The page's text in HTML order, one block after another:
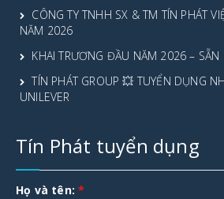
CÔNG TY TNHH SX & TM TÍN PHÁT
NĂM 2026
KHAI TRƯƠNG ĐẦU NĂM 2026 – SẴN
TÍN PHÁT GROUP 💥 TUYỂN DỤNG
UNILEVER
Tín Phát tuyển dụng
Họ và tên:*